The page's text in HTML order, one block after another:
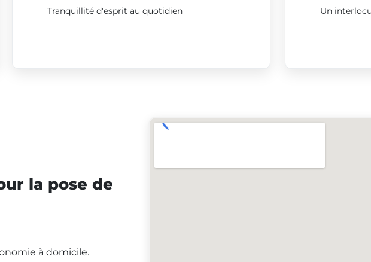
Tranquillité d'esprit au quotidien
Un
la pose de
à domicile.